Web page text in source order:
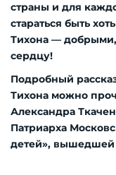
страны и для
стараться быть
Тихона —
сердцу!
Подробный
Тихона можно
Александра
Патриарха
детей», вышедшей